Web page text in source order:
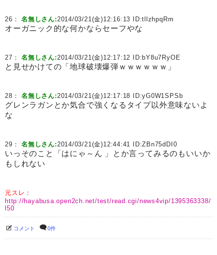
26：名無しさん:2014/03/21(金)12:16:13 ID:tllzhpqRm
オーガニック的な何かならセーフやな
27：名無しさん:2014/03/21(金)12:17:12 ID: bY8u7RyOE
と見せかけての「地球破壊爆弾ｗｗｗｗｗｗ」
28：名無しさん:2014/03/21(金)12:17:18 ID:yG0W1SPSb
グレンラガンとか気合で強くなるタイプ以外意味ないよ
な
29：名無しさん:2014/03/21(金)12:44:41 ID:ZBn75dDI0
いっそのこと「はにゃ～ん 」とか言ってみるのもいいか
もしれない
元スレ：
http://hayabusa.open2ch.net/test/read.cgi/news4vip/1395363338/
l50
コメント 0件